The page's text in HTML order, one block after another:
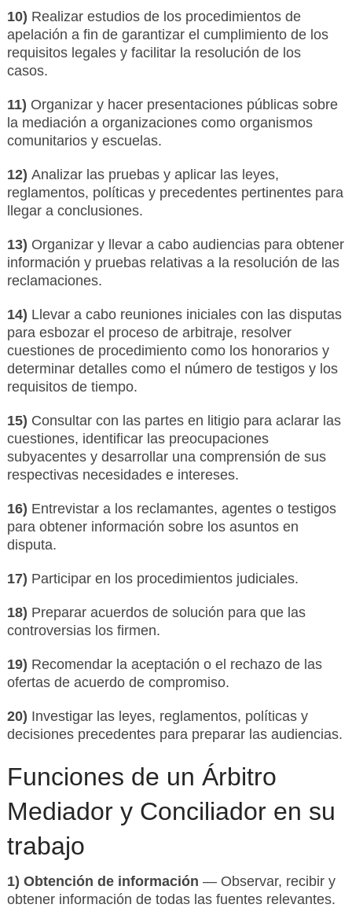
10) Realizar estudios de los procedimientos de
apelación a fin de garantizar el cumplimiento de los
requisitos legales y facilitar la resolución de los
casos.
11) Organizar y hacer presentaciones públicas sobre
la mediación a organizaciones como organismos
comunitarios y escuelas.
12) Analizar las pruebas y aplicar las leyes,
reglamentos, políticas y precedentes pertinentes para
llegar a conclusiones.
13) Organizar y llevar a cabo audiencias para obtener
información y pruebas relativas a la resolución de las
reclamaciones.
14) Llevar a cabo reuniones iniciales con las disputas
para esbozar el proceso de arbitraje, resolver
cuestiones de procedimiento como los honorarios y
determinar detalles como el número de testigos y los
requisitos de tiempo.
15) Consultar con las partes en litigio para aclarar las
cuestiones, identificar las preocupaciones
subyacentes y desarrollar una comprensión de sus
respectivas necesidades e intereses.
16) Entrevistar a los reclamantes, agentes o testigos
para obtener información sobre los asuntos en
disputa.
17) Participar en los procedimientos judiciales.
18) Preparar acuerdos de solución para que las
controversias los firmen.
19) Recomendar la aceptación o el rechazo de las
ofertas de acuerdo de compromiso.
20) Investigar las leyes, reglamentos, políticas y
decisiones precedentes para preparar las audiencias.
Funciones de un Árbitro
Mediador y Conciliador en su
trabajo
1) Obtención de información — Observar, recibir y
obtener información de todas las fuentes relevantes.